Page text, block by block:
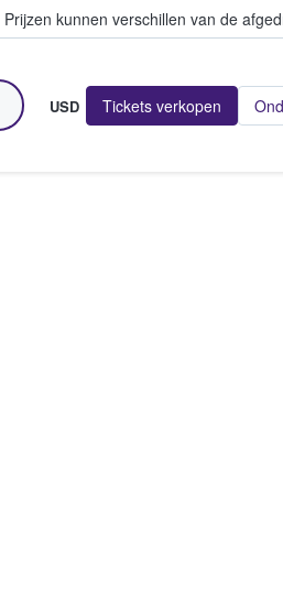
Prijzen kunnen verschillen van de
USD Tickets verkopen